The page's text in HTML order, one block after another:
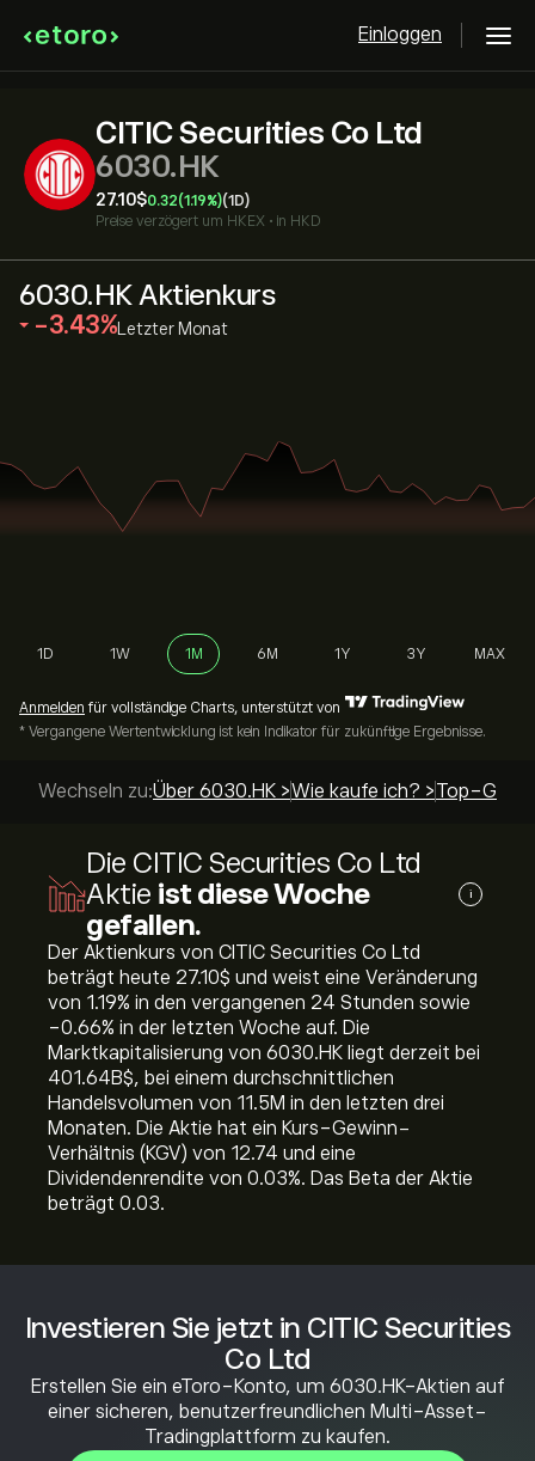
Einloggen
CITIC Securities Co Ltd
6030.HK
27.10‎$‎0.32(1.19%)(1D)
Preise verzögert um HKEX • in HKD
Investieren Sie jetzt in CITIC Securities
Co Ltd
Erstellen Sie ein eToro-Konto, um 6030.HK-Aktien auf
einer sicheren, benutzerfreundlichen Multi-Asset-
Tradingplattform zu kaufen.
6030.HK Aktienkurs
‎-3.43‎ Letzter Monat
1D 1W 1M 6M 1Y 3Y MAX
Anmelden für vollständige Charts, unterstützt von
* Vergangene Wertentwicklung ist kein Indikator für zukünftige Ergebnisse.
Wechseln zu:Über 6030.HK >Wie kaufe ich? >Top-
Die CITIC Securities Co Ltd
Aktie ist diese Woche
gefallen.
i
Der Aktienkurs von CITIC Securities Co Ltd
beträgt heute 27.10‎$‎ und weist eine Veränderung
von ‎1.19‎% in den vergangenen 24 Stunden sowie
‎-0.66‎% in der letzten Woche auf. Die
Marktkapitalisierung von 6030.HK liegt derzeit bei
401.64B‎$‎, bei einem durchschnittlichen
Handelsvolumen von 11.5M in den letzten drei
Monaten. Die Aktie hat ein Kurs-Gewinn-
Verhältnis (KGV) von 12.74 und eine
Dividendenrendite von 0.03%. Das Beta der Aktie
beträgt 0.03.